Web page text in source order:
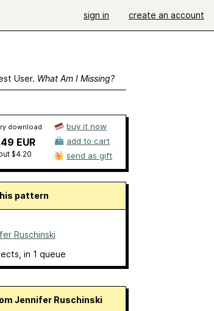
sign in create an account
User. What Am I Missing?
download
EUR
$4.20
buy it now
add to cart
send as gift
pattern
Ruschinski
, in 1 queue
Jennifer Ruschinski